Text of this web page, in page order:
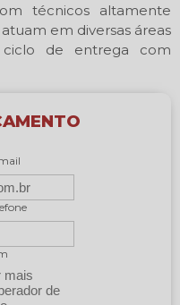
técnicos altamente
em diversas áreas
de entrega com